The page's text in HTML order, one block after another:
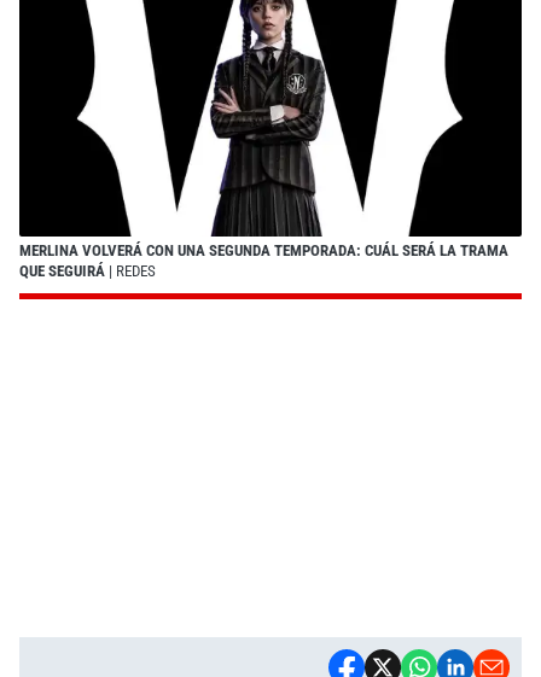
MERLINA VOLVERÁ CON UNA SEGUNDA TEMPORADA: CUÁL SERÁ LA TRAMA
QUE SEGUIRÁ | REDES